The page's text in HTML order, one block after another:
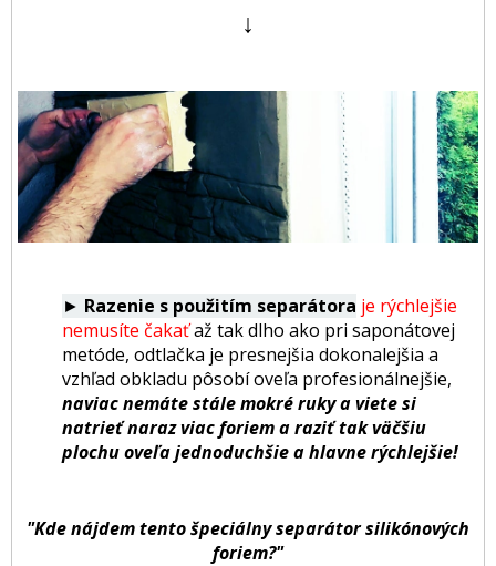
↓
► Razenie s použitím separátora je rýchlejšie
nemusíte čakaťaž tak dlho ako pri saponátovej
metóde, odtlačka je presnejšia dokonalejšia a
vzhľad obkladu pôsobí oveľa profesionálnejšie,
naviac nemáte stále mokré ruky a viete si
natrieť naraz viac foriem a raziť tak väčšiu
plochu oveľa jednoduchšie a hlavne rýchlejšie!
"Kde nájdem tento špeciálny separátor silikónových
foriem?"